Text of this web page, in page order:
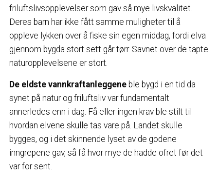
friluftslivsopplevelser som gav så mye livskvalitet.
Deres barn har ikke fått samme muligheter til å
oppleve lykken over å fiske sin egen middag, fordi elva
gjennom bygda stort sett går tørr. Savnet over de tapte
naturopplevelsene er stort.
De eldste vannkraftanleggene ble bygd i en tid da
synet på natur og friluftsliv var fundamentalt
annerledes enn i dag. Få eller ingen krav ble stilt til
hvordan elvene skulle tas vare på. Landet skulle
bygges, og i det skinnende lyset av de godene
inngrepene gav, så få hvor mye de hadde ofret før det
var for sent.